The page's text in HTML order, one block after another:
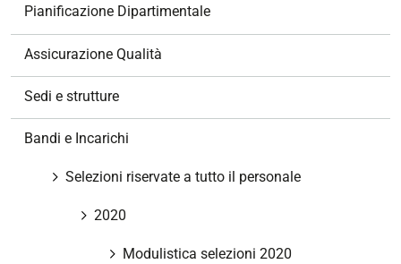
Pianificazione Dipartimentale
Assicurazione Qualità
Sedi e strutture
Bandi e Incarichi
Selezioni riservate a tutto il personale
2020
Modulistica selezioni 2020